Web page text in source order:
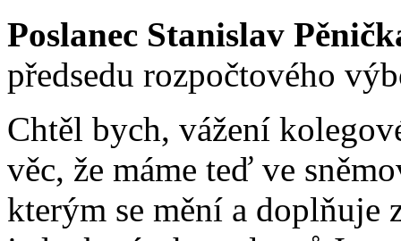
Poslanec Stanislav
předsedu rozpočtového
Chtěl bych, vážení
věc, že máme teď ve
kterým se mění a doplňuje